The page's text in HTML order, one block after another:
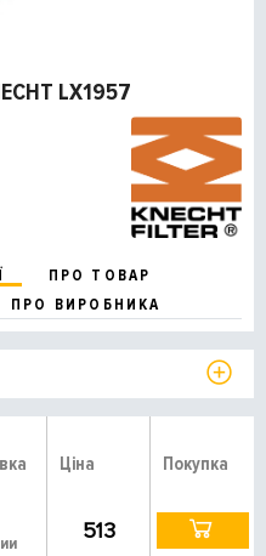
LX1957
ПРО ТОВАР
ПРО ВИРОБНИКА
Ціна Покупка
513